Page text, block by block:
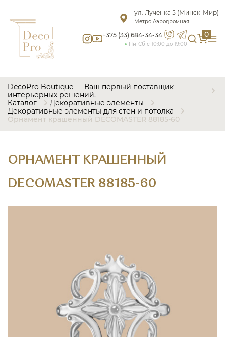
ул. Лученка 5 (Минск-Мир)
Метро Аэродромная
+375 (33) 684-34-34
Пн-Сб с 10:00 до 19:00
0
DecoPro Boutique — Ваш первый поставщик
интерьерных решений.
Каталог
Декоративные элементы
Декоративные элементы для стен и потолка
Орнамент крашенный DECOMASTER 88185-60
ОРНАМЕНТ КРАШЕННЫЙ
DECOMASTER 88185-60